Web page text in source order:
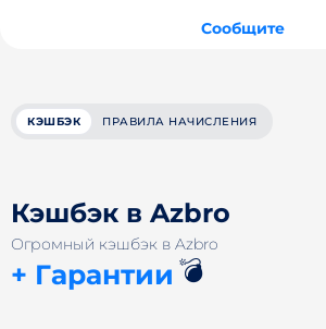
Сообщите
КЭШБЭК ПРАВИЛА НАЧИСЛЕНИЯ
Кэшбэк в Azbro
Огромный кэшбэк в Azbro
+ Гарантии 💣